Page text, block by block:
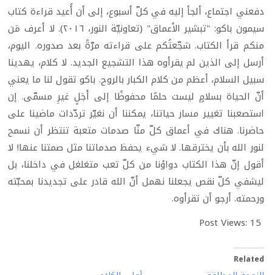
دفعني اجتماع، ألجأ إليه في كلّ أسبوع، إلى أن أُعيد قراءة كتاب
سيمون باكو: "تبشير الأعماق" (تعاونيّة النور، ٢٠١٦). لا أعرف مَن
منكم قرأ الكتاب. شجّعتُكم على قراءته مرّةً بعد صدوره. اليوم،
أرسل إلى الذين لم يقرأوه هذا التشجيع الجديد. لا كلام، يهدينا
سبيل السلام، أعظم من كلام الكبار بالروح. باكو تقول لنا ما يعني
أنّ الحياة بسلامٍ ليست حلمًا محفوظًا إلى أَجَلٍ غيرِ مسمّى. إن
استصعبنا تغيير مسار حياتنا، يمكننا أن نغيّر تردّدات ماضينا على
حاضرنا. هناك في أعماق كلّ منّا صدمات متعبة تنتظر أن نسمح
لنور الله بأن يخترقها. لا شيء يحفظ صدماتنا مثل صمتنا عنها! لا
أقول إنّ هذا الكتاب دواؤنا من كلّ تعب متغلغل في داخلنا، بل
ليشفي كلّ نقص يجعلنا نهمل أنّ الله قادر على تجديدنا بمحبّته
ورحمته. أرجو أن تقرأوه.
Post Views: 15
Related